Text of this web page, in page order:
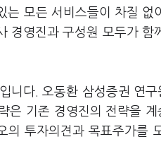
는 모든 서비스들이 차질 없
경영진과 구성원 모두가 함
니다.오동환 삼성증권 연
은 기존 경영진의 전략을 계
의 투자의견과 목표주가를